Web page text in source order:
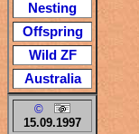
Nesting
Offspring
Wild ZF
Australia
©
15.09.1997